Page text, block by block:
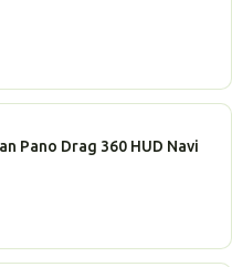
Pano Drag 360 HUD Navi